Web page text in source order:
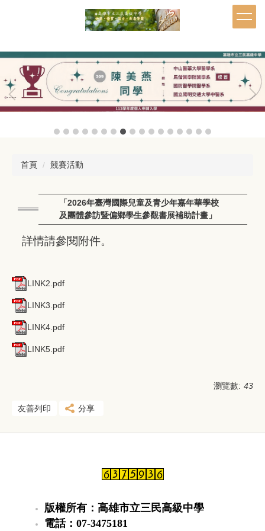
內
區
首頁 競賽活動
「2026年臺灣國際兒童及青少年嘉年華學校
及團體參訪暨偏鄉學生參觀書展補助計畫」
詳情請參閱附件。
LINK2.pdf
LINK3.pdf
LINK4.pdf
LINK5.pdf
瀏覽數: 43
友善列印 分享
版權所有：高雄市立三民高級中學
電話：07-3475181